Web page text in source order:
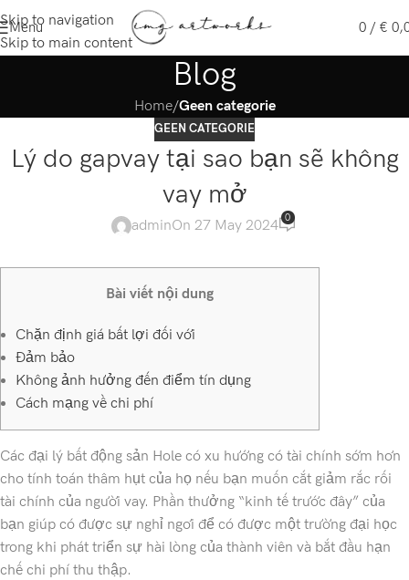
Skip to navigation
Skip to main content
Menu 0 / €
Blog
Home/Geen categorie
GEEN CATEGORIE
Lý do gapvay tại sao bạn sẽ không
vay mở
adminOn 27 May 2024
0
Bài viết nội dung
Chặn định giá bất lợi đối với
Đảm bảo
Không ảnh hưởng đến điểm tín dụng
Cách mạng về chi phí
Các đại lý bất động sản Hole có xu hướng có tài chính sớm hơn
cho tính toán thâm hụt của họ nếu bạn muốn cắt giảm rắc rối
tài chính của người vay. Phần thưởng “kinh tế trước đây” của
bạn giúp có được sự nghỉ ngơi để có được một trường đại học
trong khi phát triển sự hài lòng của thành viên và bắt đầu hạn
chế chi phí thu thập.